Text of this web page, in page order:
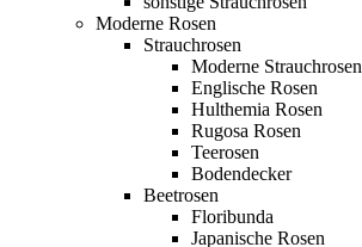
Moderne Rosen
Strauchrosen
Moderne Strauchrosen
Englische Rosen
Hulthemia Rosen
Rugosa Rosen
Teerosen
Bodendecker
Beetrosen
Floribunda
Japanische Rosen